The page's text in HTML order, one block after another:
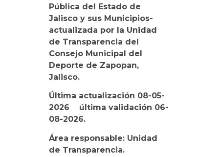
Pública del Estado de
Jalisco y sus Municipios-
actualizada por la Unidad
de Transparencia del
Consejo Municipal del
Deporte de Zapopan,
Jalisco.
Última actualización 08-05-
2026 última validación 06-
08-2026.
Área responsable: Unidad
de Transparencia.